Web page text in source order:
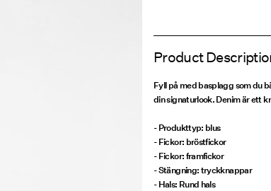
Product
Fyll på med basplagg som du
din signaturlook. Denim är ett
- Produkttyp: blus
- Fickor: bröstfickor
- Fickor: framfickor
- Stängning: tryckknappar
- Hals: Rund hals